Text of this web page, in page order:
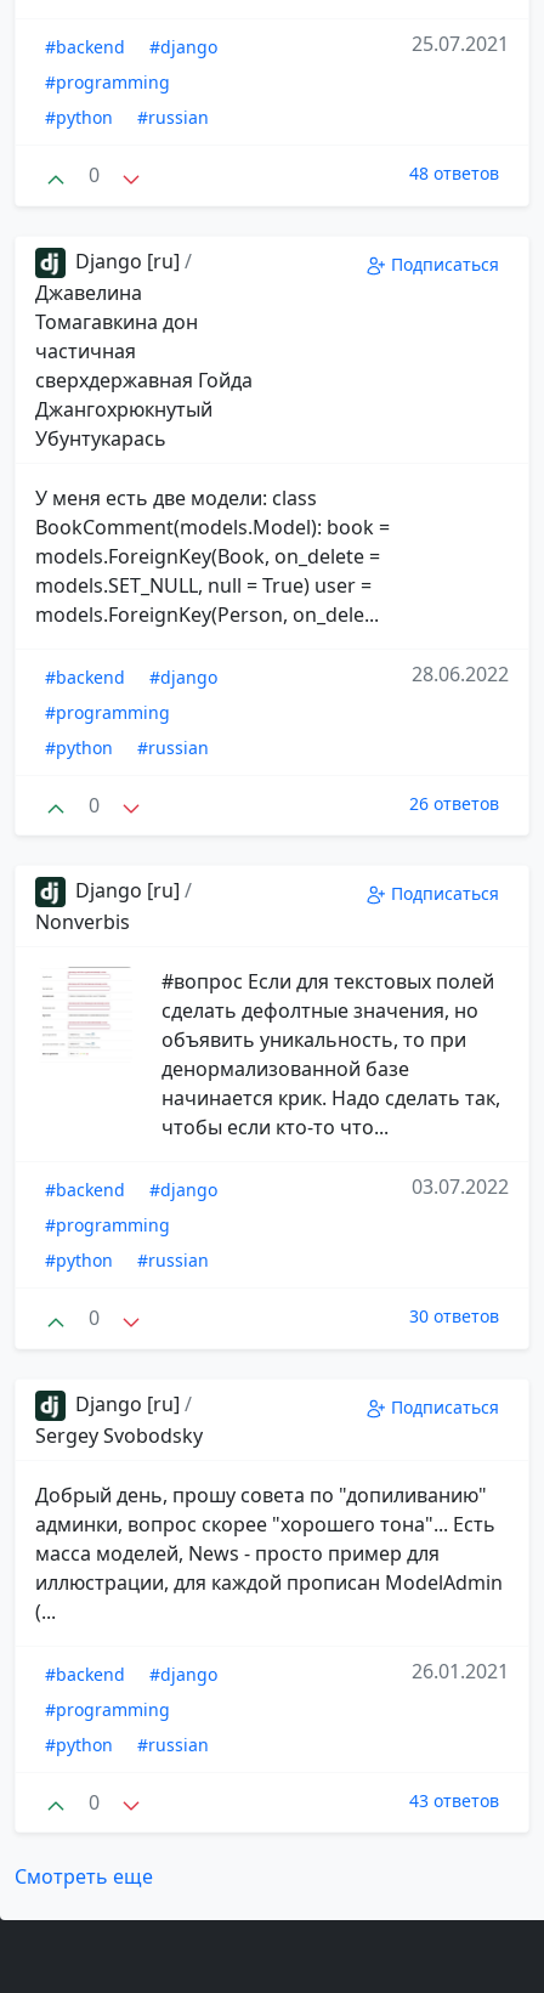
#backend
#django
#programming
#python
#russian
25.07.2021
0 48 ответов
Django [ru] /
Джавелина
Томагавкина дон
частичная
сверхдержавная Гойда
Джангохрюкнутый
Убунтукарась
Подписаться
У меня есть две модели: class
BookComment(models.Model): book =
models.ForeignKey(Book, on_delete =
models.SET_NULL, null = True) user =
models.ForeignKey(Person, on_dele...
#backend
#django
#programming
#python
#russian
28.06.2022
0 26 ответов
Django [ru] /
Nonverbis
Подписаться
#вопрос Если для текстовых полей
сделать дефолтные значения, но
объявить уникальность, то при
денормализованной базе
начинается крик. Надо сделать так,
чтобы если кто-то что...
#backend
#django
#programming
#python
#russian
03.07.2022
0 30 ответов
Django [ru] /
Sergey Svobodsky
Подписаться
Добрый день, прошу совета по "допиливанию"
админки, вопрос скорее "хорошего тона"... Есть
масса моделей, News - просто пример для
иллюстрации, для каждой прописан ModelAdmin
(...
#backend
#django
#programming
#python
#russian
26.01.2021
0 43 ответов
Смотреть еще